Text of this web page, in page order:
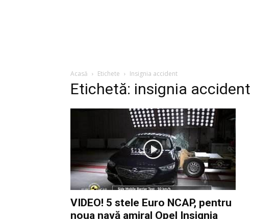
Acasă Etichete Insignia accident
Etichetă: insignia accident
VIDEO! 5 stele Euro NCAP, pentru
noua navă amiral Opel Insignia